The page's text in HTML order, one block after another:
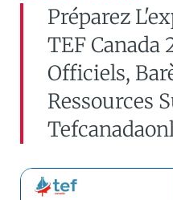
Préparez
TEF Canada
Officiels,
Ressources